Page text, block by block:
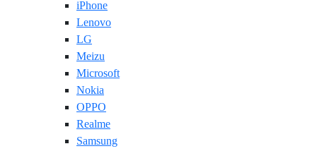
iPhone
Lenovo
LG
Meizu
Microsoft
Nokia
OPPO
Realme
Samsung